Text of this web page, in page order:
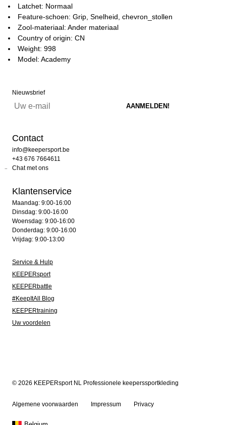
Latchet: Normaal
Feature-schoen: Grip, Snelheid, chevron_stollen
Zool-materiaal: Ander materiaal
Country of origin: CN
Weight: 998
Model: Academy
Nieuwsbrief
Contact
info@keepersport.be
+43 676 7664611
Chat met ons
Klantenservice
Maandag: 9:00-16:00
Dinsdag: 9:00-16:00
Woensdag: 9:00-16:00
Donderdag: 9:00-16:00
Vrijdag: 9:00-13:00
Service & Hulp
KEEPERsport
KEEPERbattle
#KeepItAll Blog
KEEPERtraining
Uw voordelen
© 2026 KEEPERsport NL Professionele keeperssportkleding
Algemene voorwaarden Impressum Privacy